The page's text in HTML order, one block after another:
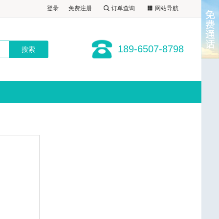
登录 免费注册 订单查询 网站导航
189-6507-8798